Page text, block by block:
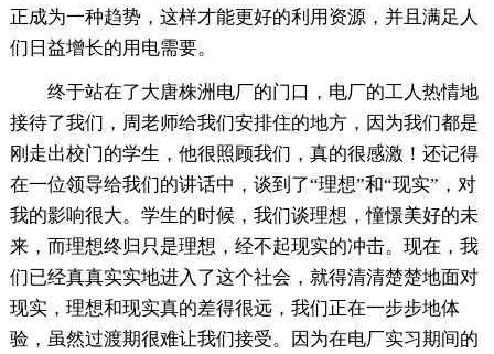
正成为一种趋势，这样才能更好的利用资源，并且满足人
们日益增长的用电需要。
终于站在了大唐株洲电厂的门口，电厂的工人热情地
接待了我们，周老师给我们安排住的地方，因为我们都是
刚走出校门的学生，他很照顾我们，真的很感激！还记得
在一位领导给我们的讲话中，谈到了“理想”和“现实”，对
我的影响很大。学生的时候，我们谈理想，憧憬美好的未
来，而理想终归只是理想，经不起现实的冲击。现在，我
们已经真真实实地进入了这个社会，就得清清楚楚地面对
现实，理想和现实真的差得很远，我们正在一步步地体
验，虽然过渡期很难让我们接受。因为在电厂实习期间的